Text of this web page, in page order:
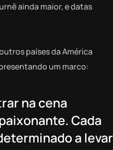
ainda maior, e datas
países da América
um marco:
na cena
Cada
a levar